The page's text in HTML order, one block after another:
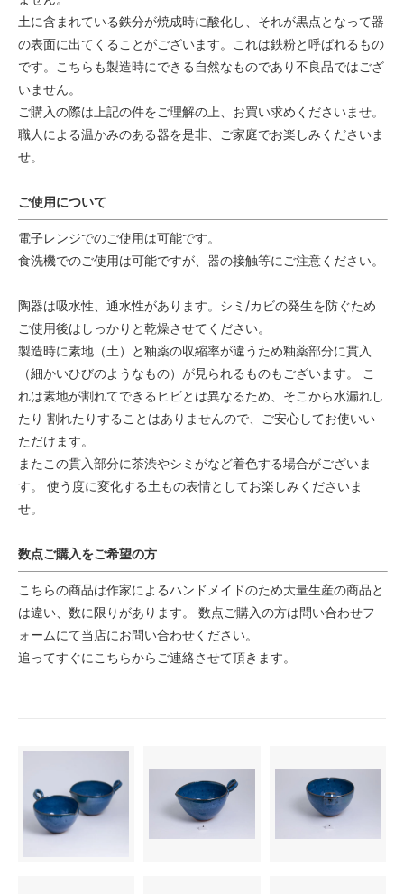
土に含まれている鉄分が焼成時に酸化し、それが黒点となって器
の表面に出てくることがございます。これは鉄粉と呼ばれるもの
です。こちらも製造時にできる自然なものであり不良品ではござ
いません。
ご購入の際は上記の件をご理解の上、お買い求めくださいませ。
職人による温かみのある器を是非、ご家庭でお楽しみくださいま
せ。
ご使用について
電子レンジでのご使用は可能です。
食洗機でのご使用は可能ですが、器の接触等にご注意ください。
陶器は吸水性、通水性があります。シミ/カビの発生を防ぐため
ご使用後はしっかりと乾燥させてください。
製造時に素地（土）と釉薬の収縮率が違うため釉薬部分に貫入
（細かいひびのようなもの）が見られるものもございます。 こ
れは素地が割れてできるヒビとは異なるため、そこから水漏れし
たり 割れたりすることはありませんので、ご安心してお使いい
ただけます。
またこの貫入部分に茶渋やシミがなど着色する場合がございま
す。 使う度に変化する土もの表情としてお楽しみくださいま
せ。
数点ご購入をご希望の方
こちらの商品は作家によるハンドメイドのため大量生産の商品と
は違い、数に限りがあります。 数点ご購入の方は問い合わせフ
ォームにて当店にお問い合わせください。
追ってすぐにこちらからご連絡させて頂きます。